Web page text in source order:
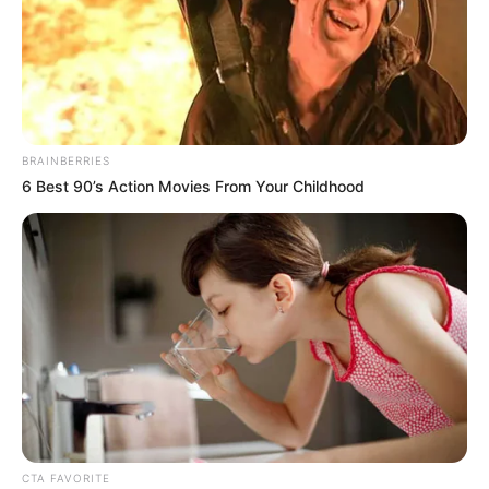
Kekayaan
Tidak diketahui pasti berapa total kekayaan Taskya Namya,
kekayaannya berasal dari kariernya sebagai aktris, model dan
presenter.
BRAINBERRIES
6 Best 90’s Action Movies From Your Childhood
CTA FAVORITE